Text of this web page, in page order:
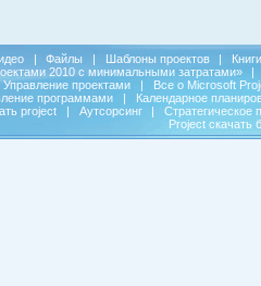
| Файлы | Шаблоны проектов |
Книги
2010 с минимальными затратами»
|
Управление проектами |
Все о Microsoft
программами |
Календарное
project | Аутсорсинг |
Стратегическое
Project скачать